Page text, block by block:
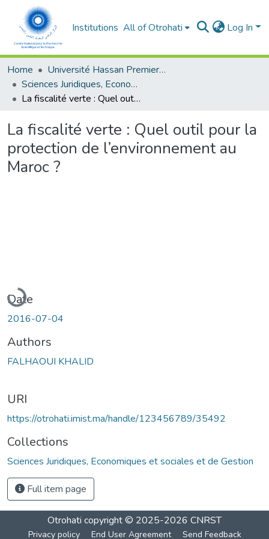
Institutions All of Otrohati Log In
Home
Université Hassan Premier- Settat
Sciences Juridiques, Economiques et sociales et de Gestion
La fiscalité verte : Quel outil pour la protection de l’environnement au Maroc ?
La fiscalité verte : Quel outil pour la
protection de l’environnement au
Maroc ?
Loading...
Date
2016-07-04
Authors
FALHAOUI KHALID
URI
https://otrohati.imist.ma/handle/123456789/35492
Collections
Sciences Juridiques, Economiques et sociales et de Gestion
Full item page
Otrohati copyright © 2025-2026 CNRST
Privacy policy End User Agreement Send Feedback